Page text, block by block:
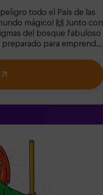
todo el País de las
mágico! 🙌 Junto con
del bosque fabuloso
preparado para emprender
a partir de 6 años
un espacio fuera del
velas. 🎂✅ Ideal para
acompañados por al